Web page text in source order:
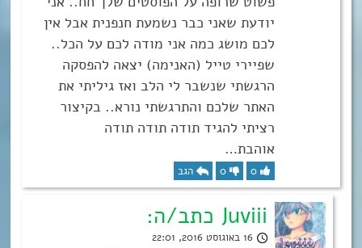
יודעת שאני כבר נשמעת חנפנית אבל אין
לכם מושג כמה אני מודה לכם על הכל..
שפיירי טייל (האנימה) יצאה להפסקה
הרגשתי שנשבר לי הלב ואז גיליתי את
האתר שלכם והתרגשתי נורא.. בקיצור
רציתי להגיד תודה תודה תודה
אוהבת…
0
0 הגב
Juviii כתב/ה:
16 באוגוסט 2016, 22:01